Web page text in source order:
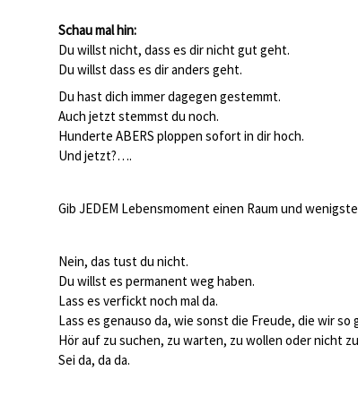
Schau mal hin:
Du willst nicht, dass es dir nicht gut geht.
Du willst dass es dir anders geht.
Du hast dich immer dagegen gestemmt.
Auch jetzt stemmst du noch.
Hunderte ABERS ploppen sofort in dir hoch.
Und jetzt?….
Gib JEDEM Lebensmoment einen Raum und
Nein, das tust du nicht.
Du willst es permanent weg haben.
Lass es verfickt noch mal da.
Lass es genauso da, wie sonst die Freude, die wir
Hör auf zu suchen, zu warten, zu wollen oder nicht
Sei da, da da.